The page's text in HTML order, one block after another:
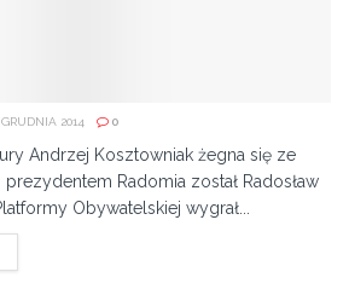
GRUDNIA 2014 0
Andrzej Kosztowniak żegna się ze
Radomia został Radosław
Obywatelskiej wygrał...